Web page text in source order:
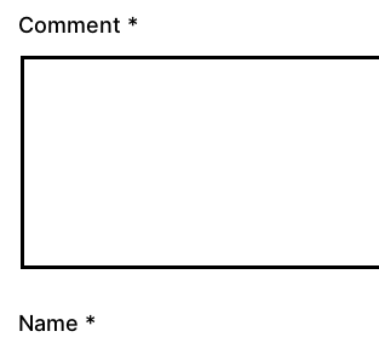
Comment *
Name *